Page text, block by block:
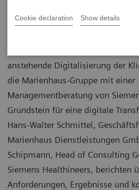
Cookie declaration Show details
01.01.2021
anstehende Digitalisierung der
die Marienhaus-Gruppe mit einer
Managementberatung von
Grundstein für eine digitale
Hans-Walter Schmittel,
Marienhaus Dienstleistungen
Schipmann, Head of Consulting
Siemens Healthineers, berichten
Anforderungen, Ergebnisse und